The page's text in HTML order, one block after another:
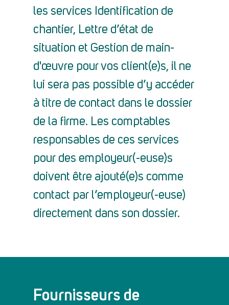
les services Identification de
chantier, Lettre d’état de
situation et Gestion de main-
d'œuvre pour vos client(e)s, il ne
lui sera pas possible d’y accéder
à titre de contact dans le dossier
de la firme. Les comptables
responsables de ces services
pour des employeur(-euse)s
doivent être ajouté(e)s comme
contact par l’employeur(-euse)
directement dans son dossier.
Fournisseurs de